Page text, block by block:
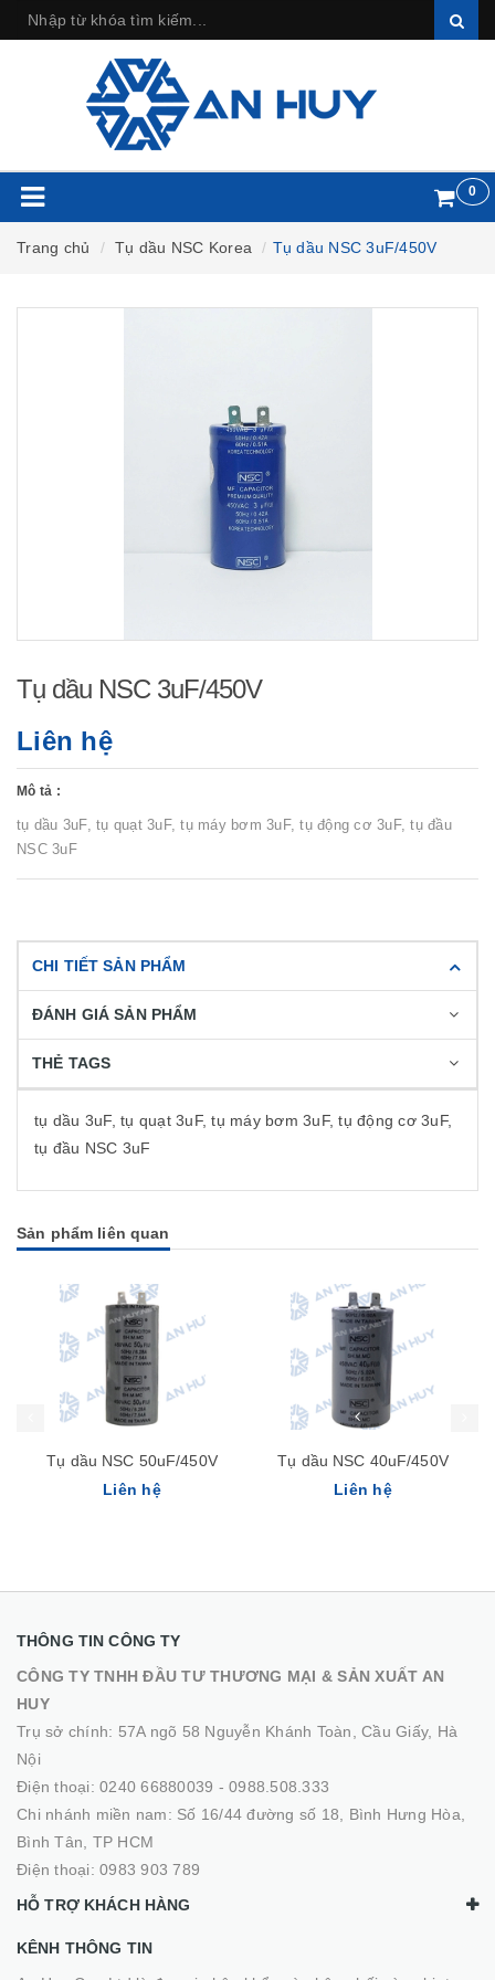
0
Trang chủ Tụ dầu NSC Korea Tụ dầu NSC 3uF/450V
Tụ dầu NSC 3uF/450V
Liên hệ
Mô tả :
tụ dầu 3uF, tụ quạt 3uF, tụ máy bơm 3uF, tụ động cơ 3uF, tụ đầu
NSC 3uF
CHI TIẾT SẢN PHẨM
ĐÁNH GIÁ SẢN PHẨM
THẺ TAGS
tụ dầu 3uF, tụ quạt 3uF, tụ máy bơm 3uF, tụ động cơ 3uF,
tụ đầu NSC 3uF
Sản phẩm liên quan
Tụ dầu NSC 50uF/450V
Liên hệ
Tụ dầu NSC 40uF/450V
Liên hệ
THÔNG TIN CÔNG TY
CÔNG TY TNHH ĐẦU TƯ THƯƠNG MẠI & SẢN XUẤT AN
HUY
Trụ sở chính: 57A ngõ 58 Nguyễn Khánh Toàn, Cầu Giấy, Hà
Nội
Điện thoại: 0240 66880039 - 0988.508.333
Chi nhánh miền nam: Số 16/44 đường số 18, Bình Hưng Hòa,
Bình Tân, TP HCM
Điện thoại: 0983 903 789
HỖ TRỢ KHÁCH HÀNG
KÊNH THÔNG TIN